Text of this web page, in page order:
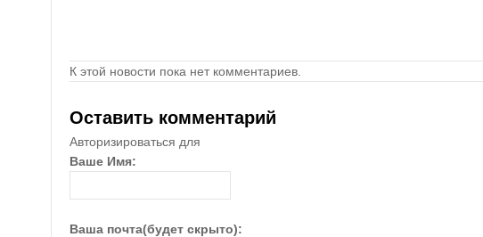
К этой новости пока нет комментариев.
Оставить комментарий
Авторизироваться для
Ваше Имя:
Ваша почта(будет скрыто):